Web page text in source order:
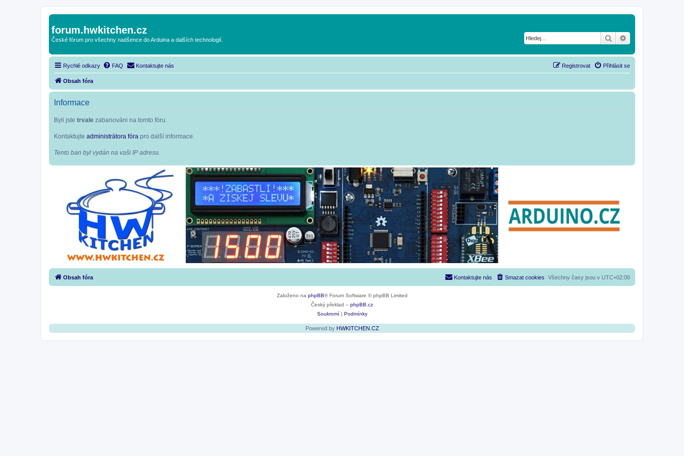
forum.hwkitchen.cz
České fórum pro všechny nadšence do Arduina a dalších technologií. Hledat
Rychlé odkazy FAQ Kontaktujte nás Přihlásit se
Registrovat
Obsah fóra
Informace
Byli jste trvale zabanováni na tomto fóru.
Kontaktujte administrátora fóra pro další informace.
Tento ban byl vydán na vaši IP adresu.
Obsah fóra Všechny časy jsou v UTC+02:00
Smazat cookies
Kontaktujte nás
Založeno na phpBB® Forum Software © phpBB Limited
Český překlad – phpBB.cz
Soukromí| Podmínky
Powered by HWKITCHEN.CZ